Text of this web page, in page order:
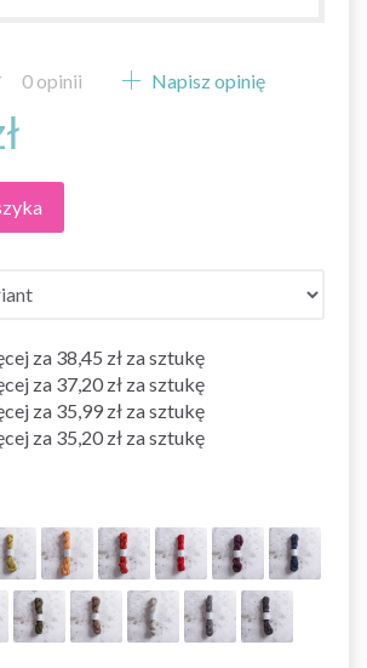
0 opinii Napisz opinię
za 38,45 zł za sztukę
za 37,20 zł za sztukę
za 35,99 zł za sztukę
za 35,20 zł za sztukę